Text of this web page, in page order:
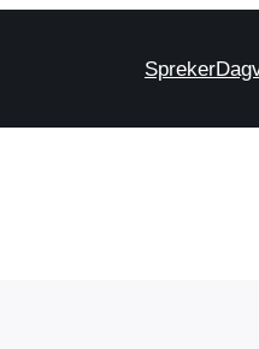
Spreker